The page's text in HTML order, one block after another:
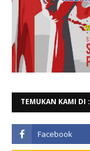
TEMUKAN KAMI DI :